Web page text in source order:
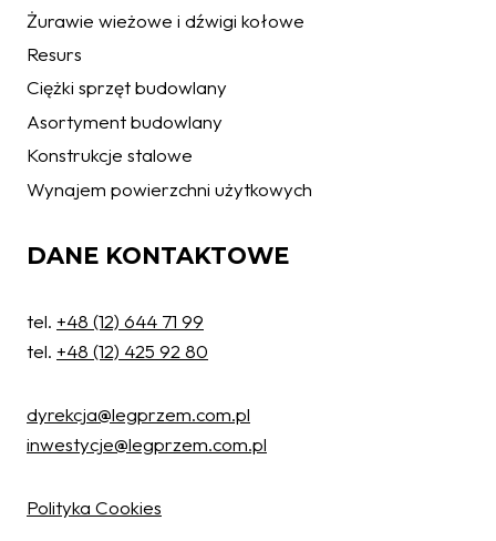
Żurawie wieżowe i dźwigi kołowe
Resurs
Ciężki sprzęt budowlany
Asortyment budowlany
Konstrukcje stalowe
Wynajem powierzchni użytkowych
DANE KONTAKTOWE
tel. +48 (12) 644 71 99
tel. +48 (12) 425 92 80
dyrekcja@legprzem.com.pl
inwestycje@legprzem.com.pl
Polityka Cookies
W związku z wejściem w życie z dniem 25.05.2018 r. Rozporządzenia
Parlamentu Europejskiego i Rady (UE) 2016/679 w sprawie ochrony osób